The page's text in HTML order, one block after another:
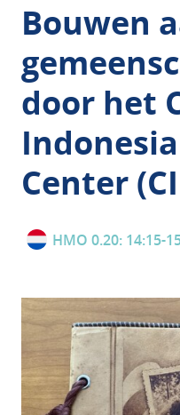
Bouwen
door het
Center
HMO 0.20: 14:15-